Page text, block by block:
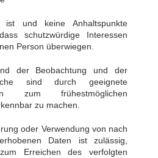
ist und keine Anhaltspunkte
schutzwürdige Interessen
Person überwiegen.
der Beobachtung und der
sind durch geeignete
zum frühestmöglichen
zu machen.
oder Verwendung von nach
Daten ist zulässig,
Erreichen des verfolgten